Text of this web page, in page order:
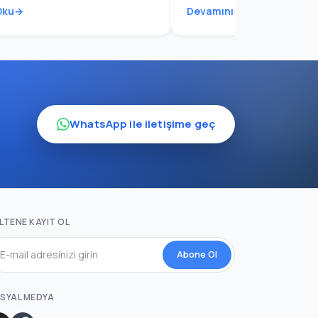
Devamını Oku
WhatsApp ile iletişime geç
KAYIT OL
Abone Ol
MEDYA